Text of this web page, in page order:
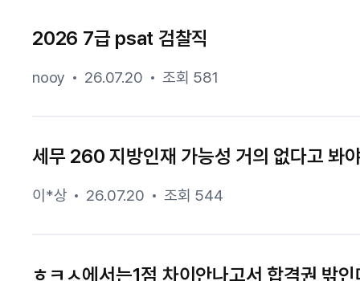
2026 7급 psat 검찰직
nooy 26.07.20 조회 581
세무 260 지방인재 가능성 거의 없다고 봐
이*상 26.07.20 조회 544
ㅎㅋㅅ에서는1점 차이안나고서 합격권 밖인